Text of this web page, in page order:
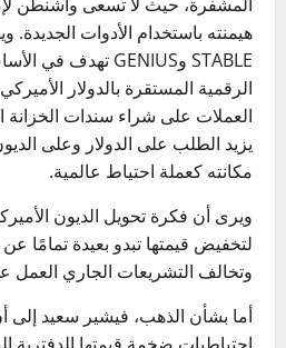
هيمنته باستخدام الأدوات
STABLE وGENIUS
تهدف في
الرقمية المستقرة بالدولار
العملات على شراء سندات الخزانة
يزيد الطلب على الدولار وعلى
مكانته كعملة احتياط عالمية.
ويرى أن فكرة تحويل الديون
لتخفيض قيمتها تبدو بعيدة تمامًا عن
وتخالف التشريعات الجاري العمل
أما بشأن الذهب، فيشير سعيد إلى
احتياطيات ضخمة قيمتها الدفترية